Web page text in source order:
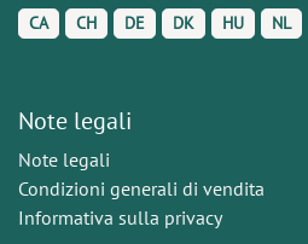
CA CH DE DK HU NL
Note legali
Note legali
Condizioni generali di vendita
Informativa sulla privacy